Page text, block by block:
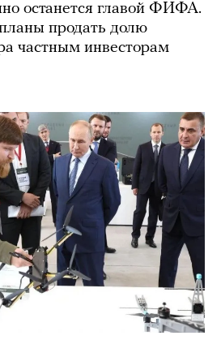
останется главой ФИФА.
продать долю
частным инвесторам